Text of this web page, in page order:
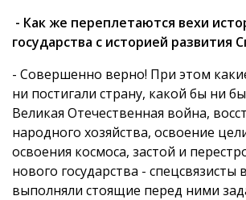
- Как же переплетаются вехи
государства с историей развития
- Совершенно верно! При этом
ни постигали страну, какой бы ни
Великая Отечественная война,
народного хозяйства, освоение
освоения космоса, застой и
нового государства - спецсвязисты
выполняли стоящие перед ними